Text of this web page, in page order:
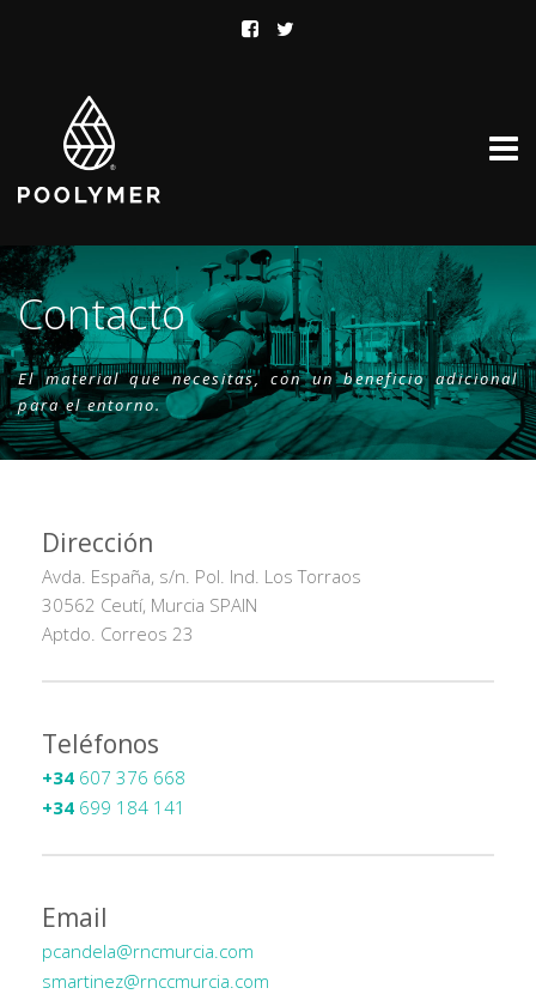
Contacto
El material que necesitas, con un beneficio adicional
para el entorno.
Dirección
Avda. España, s/n. Pol. Ind. Los Torraos
30562 Ceutí, Murcia SPAIN
Aptdo. Correos 23
Teléfonos
+34 607 376 668
+34 699 184 141
Email
pcandela@rncmurcia.com
smartinez@rnccmurcia.com